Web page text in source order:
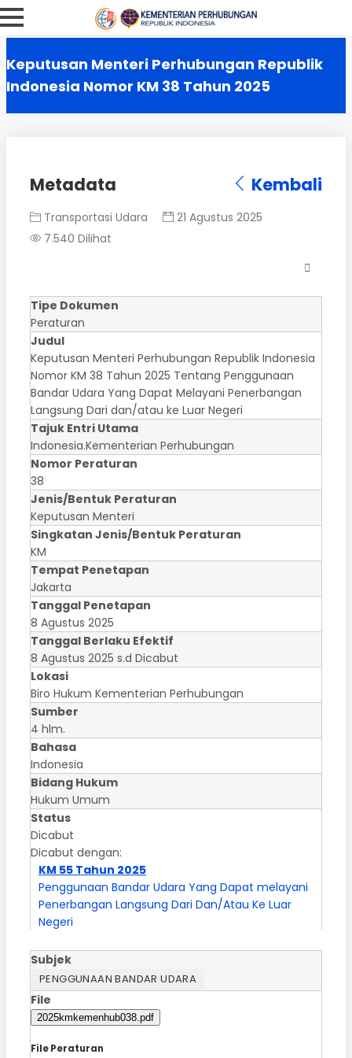
Keputusan Menteri Perhubungan Republik
Indonesia Nomor KM 38 Tahun 2025
Metadata Kembali
Transportasi Udara
21 Agustus 2025
7.540 Dilihat
Tipe Dokumen
Peraturan
Judul
Keputusan Menteri Perhubungan Republik Indonesia
Nomor KM 38 Tahun 2025 Tentang Penggunaan
Bandar Udara Yang Dapat Melayani Penerbangan
Langsung Dari dan/atau ke Luar Negeri
Tajuk Entri Utama
Indonesia.Kementerian Perhubungan
Nomor Peraturan
38
Jenis/Bentuk Peraturan
Keputusan Menteri
Singkatan Jenis/Bentuk Peraturan
KM
Tempat Penetapan
Jakarta
Tanggal Penetapan
8 Agustus 2025
Tanggal Berlaku Efektif
8 Agustus 2025 s.d Dicabut
Lokasi
Biro Hukum Kementerian Perhubungan
Sumber
4 hlm.
Bahasa
Indonesia
Bidang Hukum
Hukum Umum
Status
Dicabut
Dicabut dengan:
KM 55 Tahun 2025
Penggunaan Bandar Udara Yang Dapat melayani
Penerbangan Langsung Dari Dan/Atau Ke Luar
Negeri
Subjek
PENGGUNAAN BANDAR UDARA
File
2025kmkemenhub038.pdf
File Peraturan